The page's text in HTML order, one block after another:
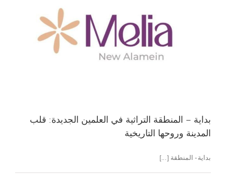
بداية – المنطقة التراثية في العلمين الجديدة: قلب
المدينة وروحها التاريخية
بداية - المنطقة [...]